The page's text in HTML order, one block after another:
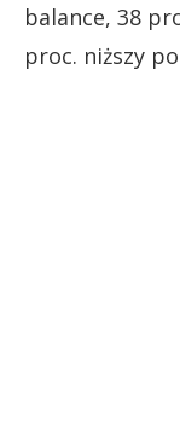
balance, 38
proc. niższy